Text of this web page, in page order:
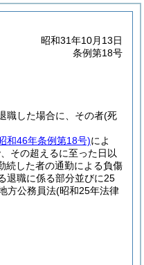
昭和31年10月13日
条例第18号
職した場合に、その者(死
和46年条例第18号)によ
その超えるに至った日以
続した者の通勤による負傷
退職に係る部分並びに25
方公務員法(昭和25年法律